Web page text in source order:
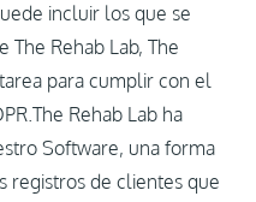
incluir los que se
Rehab Lab, The
para cumplir con el
Rehab Lab ha
Software, una forma
registros de clientes que